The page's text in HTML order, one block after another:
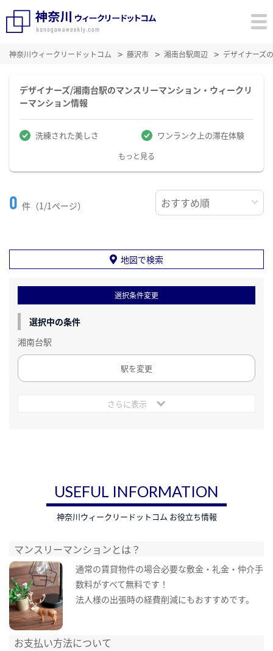
神奈川ウィークリードットコム 藤沢市 湘南台駅周辺 デザイナーズ
デザイナーズ/湘南台駅のマンスリーマンション・ウィークリ
ーマンション情報
洗練された美しさ ワンランク上の滞在体験
もっと見る
0 件（1/1ページ）
地図で検索
選択条件変更
選択中の条件
湘南台駅
駅を変更
さらに表示
USEFUL INFORMATION
神奈川ウィークリードットコム お役立ち情報
マンスリーマンションとは？
通常の賃貸物件の場合必要な敷金・礼金・仲介手
数料がすべて無料です！
法人様の出張時の経費削減にもおすすめです。
お支払い方法について